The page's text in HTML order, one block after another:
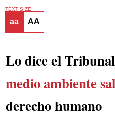
TEXT SIZE
aa AA
Lo dice el
medio ambiente
derecho humano